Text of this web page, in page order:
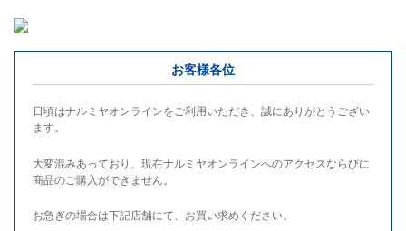
お客様各位
日頃はナルミヤオンラインをご利用いただき、誠にありがとうござい
ます。
大変混みあっており、現在ナルミヤオンラインへのアクセスならびに
商品のご購入ができません。
お急ぎの場合は下記店舗にて、お買い求めください。